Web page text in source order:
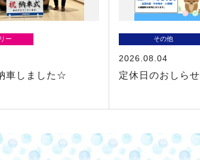
ー
車しました☆
その他
2026.08.04
定休日のおしらせ